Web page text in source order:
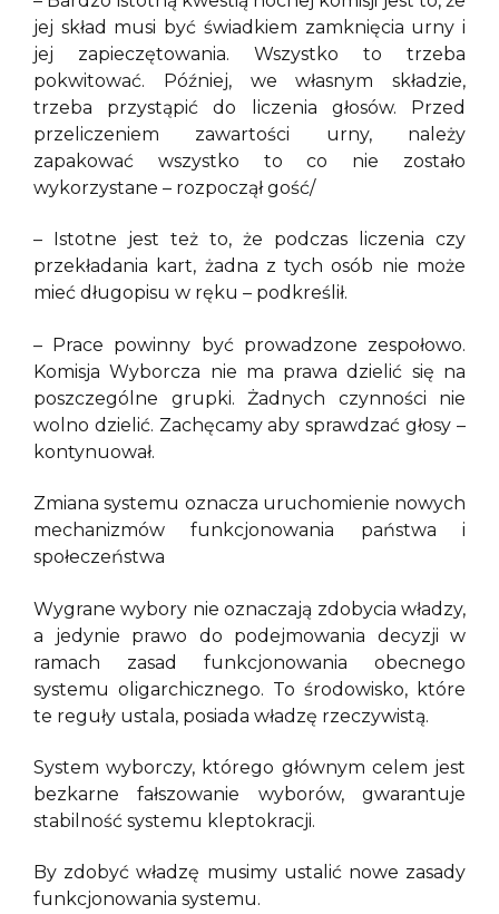
jej skład musi być świadkiem zamknięcia urny i
jej zapieczętowania. Wszystko to trzeba
pokwitować. Później, we własnym składzie,
trzeba przystąpić do liczenia głosów. Przed
przeliczeniem zawartości urny, należy
zapakować wszystko to co nie zostało
wykorzystane – rozpoczął gość/
– Istotne jest też to, że podczas liczenia czy
przekładania kart, żadna z tych osób nie może
mieć długopisu w ręku – podkreślił.
– Prace powinny być prowadzone zespołowo.
Komisja Wyborcza nie ma prawa dzielić się na
poszczególne grupki. Żadnych czynności nie
wolno dzielić. Zachęcamy aby sprawdzać głosy –
kontynuował.
Zmiana systemu oznacza uruchomienie nowych
mechanizmów funkcjonowania państwa i
społeczeństwa
Wygrane wybory nie oznaczają zdobycia władzy,
a jedynie prawo do podejmowania decyzji w
ramach zasad funkcjonowania obecnego
systemu oligarchicznego. To środowisko, które
te reguły ustala, posiada władzę rzeczywistą.
System wyborczy, którego głównym celem jest
bezkarne fałszowanie wyborów, gwarantuje
stabilność systemu kleptokracji.
By zdobyć władzę musimy ustalić nowe zasady
funkcjonowania systemu.